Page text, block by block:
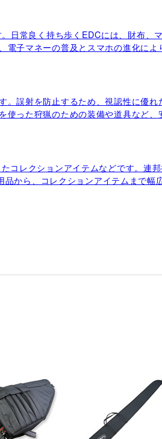
常良く持ち歩くEDCには、財布、
子マネーの普及とスマホの進化によ
誤射を防止するため、視認性に優
った狩猟のための装備や道具など、
コレクションアイテムなどです。連
から、コレクションアイテムまで幅